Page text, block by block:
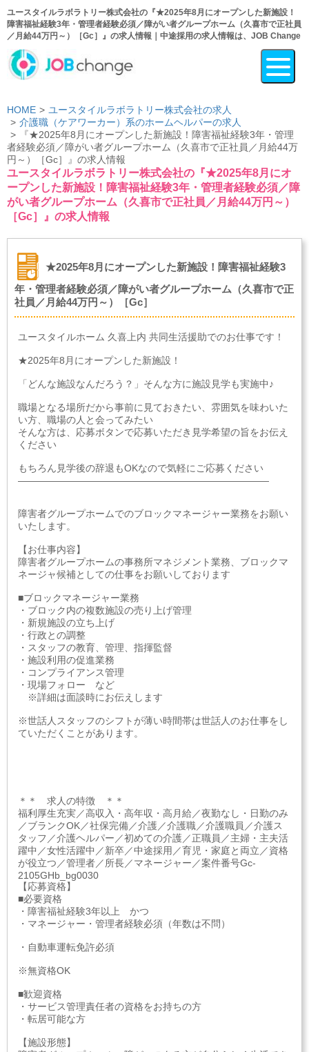
ユースタイルラボラトリー株式会社の『★2025年8月にオープンした新施設！
障害福祉経験3年・管理者経験必須／障がい者グループホーム（久喜市で正社員
／月給44万円～）［Gc］』の求人情報｜中途採用の求人情報は、JOB Change
HOME
ユースタイルラボラトリー株式会社の求人
介護職（ケアワーカー）系のホームヘルパーの求人
『★2025年8月にオープンした新施設！障害福祉経験3年・管理
者経験必須／障がい者グループホーム（久喜市で正社員／月給44万
円～）［Gc］』の求人情報
ユースタイルラボラトリー株式会社の『★2025年8月にオ
ープンした新施設！障害福祉経験3年・管理者経験必須／障
がい者グループホーム（久喜市で正社員／月給44万円～）
［Gc］』の求人情報
★2025年8月にオープンした新施設！障害福祉経験3
年・管理者経験必須／障がい者グループホーム（久喜市で正
社員／月給44万円～）［Gc］
ユースタイルホーム 久喜上内 共同生活援助でのお仕事です！
★2025年8月にオープンした新施設！
「どんな施設なんだろう？」そんな方に施設見学も実施中♪
職場となる場所だから事前に見ておきたい、雰囲気を味わいた
い方、職場の人と会ってみたい
そんな方は、応募ボタンで応募いただき見学希望の旨をお伝え
ください
もちろん見学後の辞退もOKなので気軽にご応募ください
――――――――――――――――――――――――――
障害者グループホームでのブロックマネージャー業務をお願い
いたします。
【お仕事内容】
障害者グループホームの事務所マネジメント業務、ブロックマ
ネージャ候補としての仕事をお願いしております
■ブロックマネージャー業務
・ブロック内の複数施設の売り上げ管理
・新規施設の立ち上げ
・行政との調整
・スタッフの教育、管理、指揮監督
・施設利用の促進業務
・コンプライアンス管理
・現場フォロー など
※詳細は面談時にお伝えします
※世話人スタッフのシフトが薄い時間帯は世話人のお仕事をし
ていただくことがあります。
＊＊ 求人の特徴 ＊＊
福利厚生充実／高収入・高年収・高月給／夜勤なし・日勤のみ
／ブランクOK／社保完備／介護／介護職／介護職員／介護ス
タッフ／介護ヘルパー／初めての介護／正職員／主婦・主夫活
躍中／女性活躍中／新卒／中途採用／育児・家庭と両立／資格
が役立つ／管理者／所長／マネージャー／案件番号Gc-
2105GHb_bg0030
【応募資格】
■必要資格
・障害福祉経験3年以上 かつ
・マネージャー・管理者経験必須（年数は不問）
・自動車運転免許必須
※無資格OK
■歓迎資格
・サービス管理責任者の資格をお持ちの方
・転居可能な方
【施設形態】